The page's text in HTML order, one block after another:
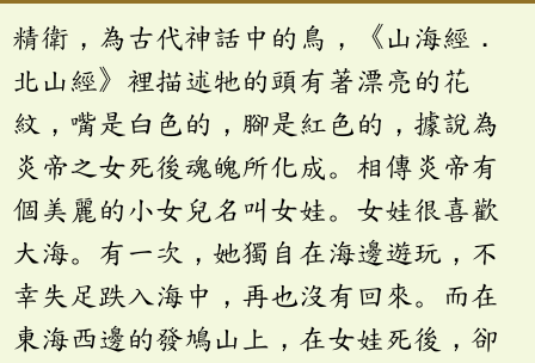
精衛，為古代神話中的鳥，《山海經．
北山經》裡描述牠的頭有著漂亮的花
紋，嘴是白色的，腳是紅色的，據說為
炎帝之女死後魂魄所化成。相傳炎帝有
個美麗的小女兒名叫女娃。女娃很喜歡
大海。有一次，她獨自在海邊遊玩，不
幸失足跌入海中，再也沒有回來。而在
東海西邊的發鳩山上，在女娃死後，卻